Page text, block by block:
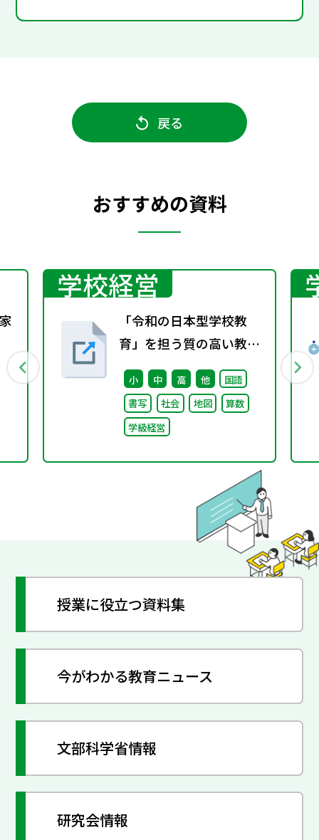
戻る
おすすめの資料
学校経営
「令和の日本型学校教
育」を担う質の高い教師
の確保のための環境整備
に関する総合的な方策に
ついて （審議のまとめ）
小 中 高 他
国語
書写
社会 地図
算数
学級経営
授業に役立つ資料集
今がわかる教育ニュース
文部科学省情報
研究会情報